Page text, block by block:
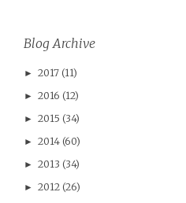
Blog Archive
► 2017 (11)
► 2016 (12)
► 2015 (34)
► 2014 (60)
► 2013 (34)
► 2012 (26)